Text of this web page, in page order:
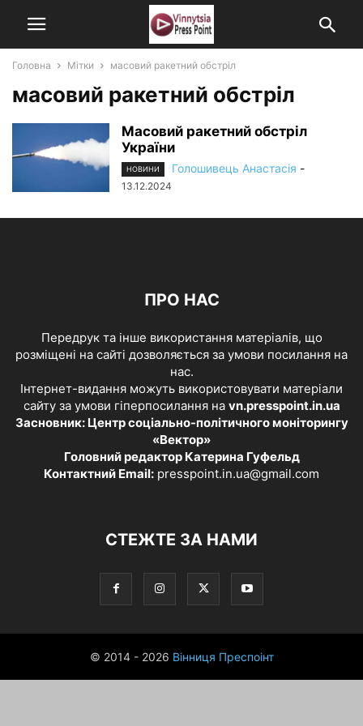
Головна Мітки масовий ракетний обстріл
масовий ракетний обстріл
Масовий ракетний обстріл
України
НОВИНИ Голошивець Анастасія -
13.12.2024
ПРО НАС
Передрук та інше використання матеріалів, що
розміщені на сайті дозволяється за умови посилання на
нас.
Інтернет-видання можуть використовувати матеріали
сайту за умови гіперпосилання на vn.presspoint.in.ua
Засновник: Центр соціально-політичного моніторингу
«Вектор»
Головний редактор Катерина Гуфельд
Контактний Email: presspoint.in.ua@gmail.com
СТЕЖТЕ ЗА НАМИ
© 2014 - 2026 Вінниця Преспоінт